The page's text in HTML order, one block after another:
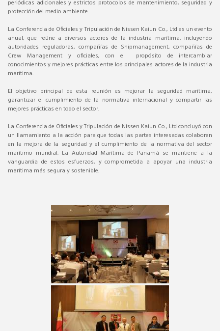
periódicas adicionales y estrictos protocolos de mantenimiento, seguridad y
protección del medio ambiente.
La Conferencia de Oficiales y Tripulación de Nissen Kaiun Co., Ltd es un evento
anual, que reúne a diversos actores de la industria marítima, incluyendo
autoridades reguladoras, compañías de Shipmanagement, compañías de
Crew Management y oficiales, con el propósito de intercambiar
conocimientos y mejores prácticas entre los principales actores de la industria
marítima.
El objetivo principal de esta reunión es mejorar la seguridad marítima,
garantizar el cumplimiento de la normativa internacional y compartir las
mejores prácticas en todo el sector.
La Conferencia de Oficiales y Tripulación de Nissen Kaiun Co., Ltd concluyó con
un llamamiento a la acción para que todas las partes interesadas colaboren
en la mejora de la seguridad y el cumplimiento de la normativa del sector
marítimo mundial. La Autoridad Marítima de Panamá se mantiene a la
vanguardia de estos esfuerzos, y comprometida a apoyar una industria
marítima más segura y sostenible.